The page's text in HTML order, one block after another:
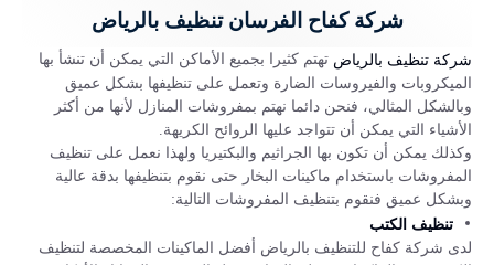
شركة كفاح الفرسان تنظيف بالرياض
شركة تنظيف بالرياض تهتم كثيرا بجميع الأماكن التي يمكن أن تنشأ بها
الميكروبات والفيروسات الضارة وتعمل على تنظيفها بشكل عميق
وبالشكل المثالي، فنحن دائما نهتم بمفروشات المنازل لأنها من أكثر
الأشياء التي يمكن أن تتواجد عليها الروائح الكريهة.
وكذلك يمكن أن تكون بها الجراثيم والبكتيريا ولهذا نعمل على تنظيف
المفروشات باستخدام ماكينات البخار حتى نقوم بتنظيفها بدقة عالية
وبشكل عميق فنقوم بتنظيف المفروشات التالية:
تنظيف الكتب
لدى شركة كفاح للتنظيف بالرياض أفضل الماكينات المخصصة لتنظيف